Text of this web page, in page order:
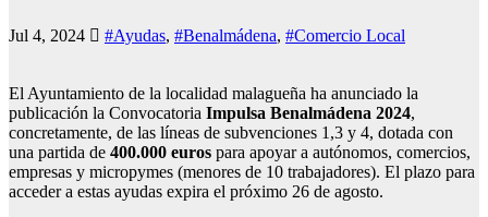
Jul 4, 2024 #Ayudas, #Benalmádena, #Comercio Local
El Ayuntamiento de la localidad malagueña ha anunciado la
publicación la Convocatoria Impulsa Benalmádena 2024,
concretamente, de las líneas de subvenciones 1,3 y 4, dotada con
una partida de 400.000 euros para apoyar a autónomos, comercios,
empresas y micropymes (menores de 10 trabajadores). El plazo para
acceder a estas ayudas expira el próximo 26 de agosto.